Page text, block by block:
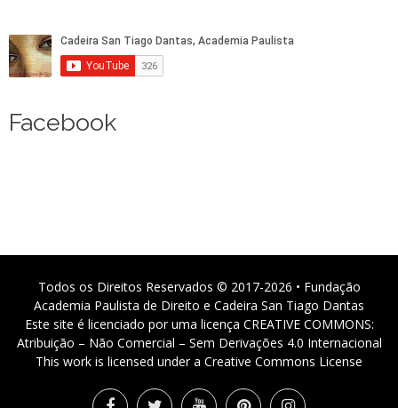
Facebook
Todos os Direitos Reservados © 2017-2026 • Fundação
Academia Paulista de Direito e Cadeira San Tiago Dantas
Este site é licenciado por uma licença CREATIVE COMMONS:
Atribuição – Não Comercial – Sem Derivações 4.0 Internacional
This work is licensed under a Creative Commons License